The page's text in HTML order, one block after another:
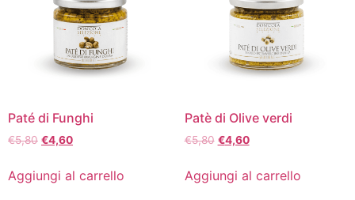
Paté di Funghi
€5,80 €4,60
Aggiungi al carrello
Patè di Olive verdi
€5,80 €4,60
Aggiungi al carrello